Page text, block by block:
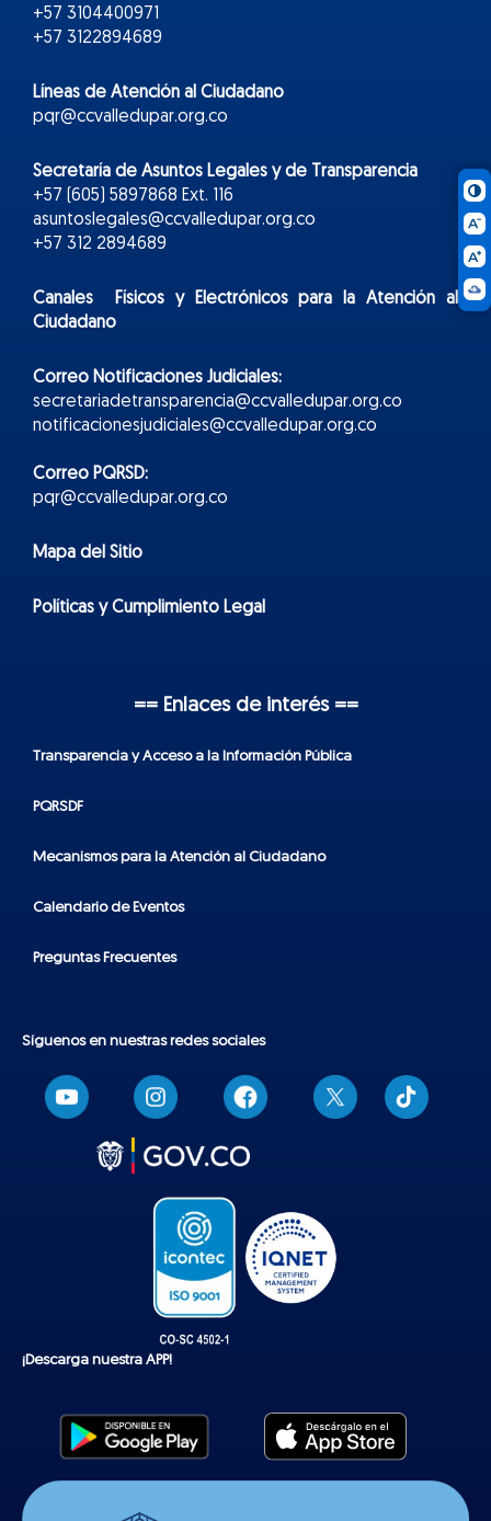
+57 3104400971
+57 3122894689
Líneas de Atención al Ciudadano
pqr@ccvalledupar.org.co
Secretaría de Asuntos Legales y de Transparencia
+57 (605) 5897868 Ext. 116
asuntoslegales@ccvalledupar.org.co
+57 312 2894689
Canales Físicos yElectrónicospara la Atención al
Ciudadano
Correo Notificaciones Judiciales:
secretariadetransparencia@ccvalledupar.org.co
notificacionesjudiciales@ccvalledupar.org.co
Correo PQRSD:
pqr@ccvalledupar.org.co
Mapa del Sitio
Políticas y Cumplimiento Legal
== Enlaces de interés ==
Transparencia y Acceso a la Información Pública
PQRSDF
Mecanismos para la Atención al Ciudadano
Calendario de Eventos
Preguntas Frecuentes
Síguenos en nuestras redes sociales
T
i
k
¡Descarga nuestra APP!